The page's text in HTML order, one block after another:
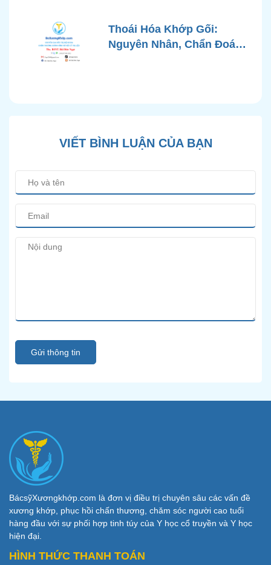
Chuẩn Y Khoa
Thoái Hóa Khớp Gối:
Nguyên Nhân, Chẩn Đoán
VIẾT BÌNH LUẬN CỦA BẠN
Gửi thông tin
BácsỹXươngkhớp.com là đơn vị điều trị chuyên sâu các vấn đề
xương khớp, phục hồi chấn thương, chăm sóc người cao tuổi
hàng đầu với sự phối hợp tinh túy của Y học cổ truyền và Y học
hiện đại.
HÌNH THỨC THANH TOÁN